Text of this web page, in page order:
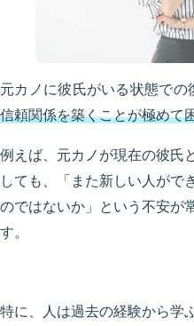
元カノに彼氏がいる状態での
信頼関係を築くことが極めて
例えば、元カノが現在の彼氏
しても、「また新しい人がで
のではないか」という不安が
す。
特に、人は過去の経験から学